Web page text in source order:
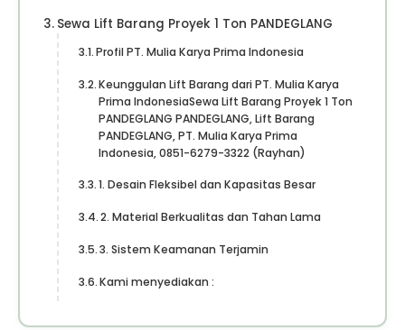
Sewa Lift Barang Proyek 1 Ton PANDEGLANG
Profil PT. Mulia Karya Prima Indonesia
Keunggulan Lift Barang dari PT. Mulia Karya
Prima IndonesiaSewa Lift Barang Proyek 1 Ton
PANDEGLANG PANDEGLANG, Lift Barang
PANDEGLANG, PT. Mulia Karya Prima
Indonesia, 0851-6279-3322 (Rayhan)
1. Desain Fleksibel dan Kapasitas Besar
2. Material Berkualitas dan Tahan Lama
3. Sistem Keamanan Terjamin
Kami menyediakan :